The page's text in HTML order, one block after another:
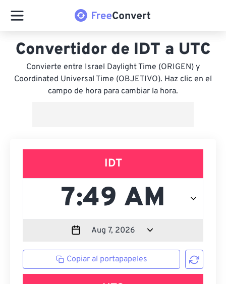
Convertidor de IDT a UTC
Convierte entre Israel Daylight Time (ORIGEN) y
Coordinated Universal Time (OBJETIVO). Haz clic en el
campo de hora para cambiar la hora.
IDT
Copiar al portapapeles